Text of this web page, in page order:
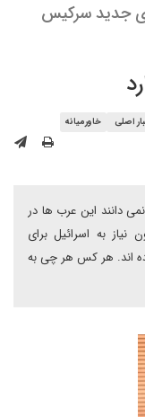
جدید سرکیس
اصلی خاورمیانه
دانند این عرب ها در
به اسرائیل برای
کرده اند. هر کس هر چی به